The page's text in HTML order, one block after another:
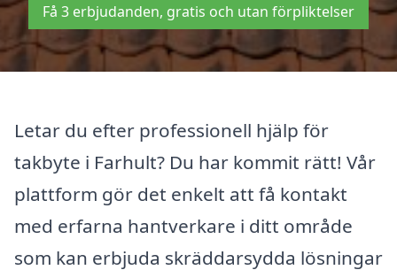
Få 3 erbjudanden, gratis och utan förpliktelser
Letar du efter professionell hjälp för
takbyte i Farhult? Du har kommit rätt! Vår
plattform gör det enkelt att få kontakt
med erfarna hantverkare i ditt område
som kan erbjuda skräddarsydda lösningar